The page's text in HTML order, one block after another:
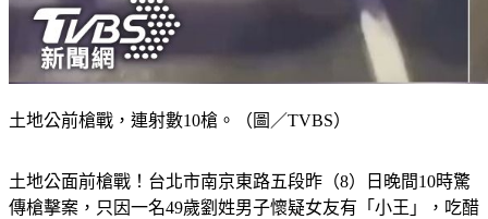
土地公前槍戰，連射數10槍。（圖／TVBS）
土地公面前槍戰！台北市南京東路五段昨（8）日晚間10時驚
傳槍擊案，只因一名49歲劉姓男子懷疑女友有「小王」，吃醋